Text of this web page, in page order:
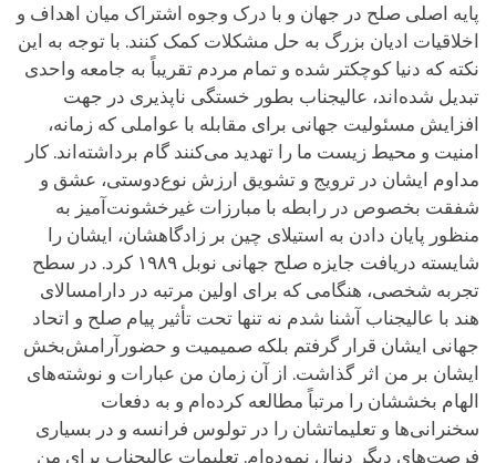
پایه اصلی صلح در جهان و با درک وجوه اشتراک میان اهداف و
اخلاقیات ادیان بزرگ به حل مشکلات کمک کنند. با توجه به این
نکته که دنیا کوچکتر شده و تمام مردم تقریباً به جامعه واحدی
تبدیل شده‌اند، عالیجناب بطور خستگی ناپذیری در جهت
افزایش مسئولیت جهانی برای مقابله با عواملی که زمانه،
امنیت و محیط زیست ما را تهدید می‌کنند گام برداشته‌اند. کار
مداوم ایشان در ترویج و تشویق ارزش نوع‌دوستی، عشق و
شفقت بخصوص در رابطه با مبارزات غیرخشونت‌آمیز به
منظور پایان دادن به استیلای چین بر زادگاهشان، ایشان را
شایسته دریافت جایزه صلح جهانی نوبل ۱۹۸۹ کرد. در سطح
تجربه شخصی، هنگامی که برای اولین مرتبه در دارامسالای
هند با عالیجناب آشنا شدم نه تنها تحت تأثیر پیام صلح و اتحاد
جهانی ایشان قرار گرفتم بلکه صمیمیت و حضورآرامش‌بخش
ایشان بر من اثر گذاشت. از آن زمان من عبارات و نوشته‌های
الهام بخششان را مرتباً مطالعه کرده‌ام و به دفعات
سخنرانی‌ها و تعلیماتشان را در تولوس فرانسه و در بسیاری
فرصت‌های دیگر دنبال نموده‌ام. تعلیمات عالیجناب برای من